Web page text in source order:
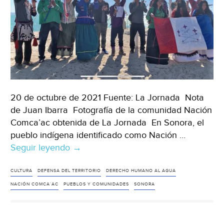
20 de octubre de 2021 Fuente: La Jornada Nota
de Juan Ibarra Fotografía de la comunidad Nación
Comca’ac obtenida de La Jornada En Sonora, el
pueblo indígena identificado como Nación …
Seguir leyendo Sonora-
y
activistas,
→
CULTURA DEFENSA DEL TERRITORIO DERECHO HUMANO AL AGUA
NACIÓN COMCA´AC PUEBLOS Y COMUNIDADES SONORA